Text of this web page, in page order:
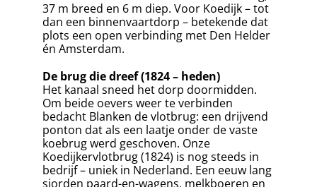
37 m breed en 6 m diep. Voor Koedijk – tot
dan een binnenvaartdorp – betekende dat
plots een open verbinding met Den Helder
én Amsterdam.
De brug die dreef (1824 – heden)
Het kanaal sneed het dorp doormidden.
Om beide oevers weer te verbinden
bedacht Blanken de vlotbrug: een drijvend
ponton dat als een laatje onder de vaste
koebrug werd geschoven. Onze
Koedijkervlotbrug (1824) is nog steeds in
bedrijf – uniek in Nederland. Een eeuw lang
sjorden paard-en-wagens, melkboeren en